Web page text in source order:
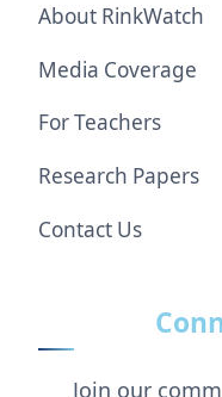
About RinkWatch
Media Coverage
For Teachers
Research Papers
Contact Us
Join our